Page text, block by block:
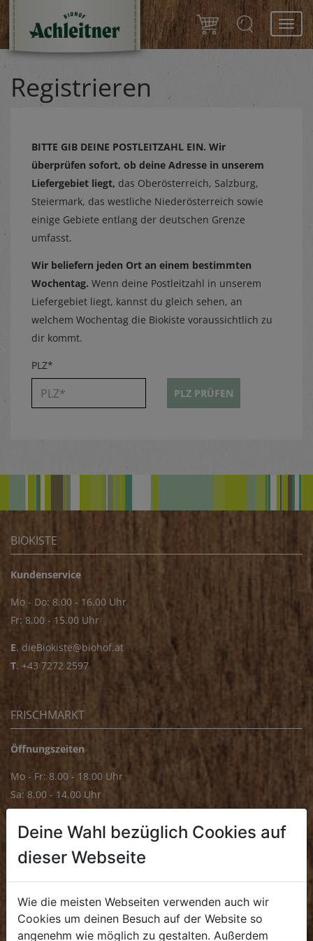
Registrieren
BITTE GIB DEINE POSTLEITZAHL EIN. Wir
überprüfen sofort, ob deine Adresse in unserem
Liefergebiet liegt, das Oberösterreich, Salzburg,
Steiermark, das westliche Niederösterreich sowie
einige Gebiete entlang der deutschen Grenze
umfasst.
Wir beliefern jeden Ort an einem bestimmten
Wochentag. Wenn deine Postleitzahl in unserem
Liefergebiet liegt, kannst du gleich sehen, an
welchem Wochentag die Biokiste voraussichtlich zu
dir kommt.
PLZ*
PLZ PRÜFEN
BIOKISTE
Kundenservice
Mo - Do: 8.00 - 16.00 Uhr
Fr: 8.00 - 15.00 Uhr
E. dieBiokiste@biohof.at
T. +43 7272 2597
FRISCHMARKT
Öffnungszeiten
Mo - Fr: 8.00 - 18.00 Uhr
Sa: 8.00 - 14.00 Uhr
Mo - Fr: 8.00 - 16.00 Uhr
. +43 7272 4859 70
Deine Wahl bezüglich Cookies auf
dieser Webseite
Wie die meisten Webseiten verwenden auch wir
Cookies um deinen Besuch auf der Website so
angenehm wie möglich zu gestalten. Außerdem